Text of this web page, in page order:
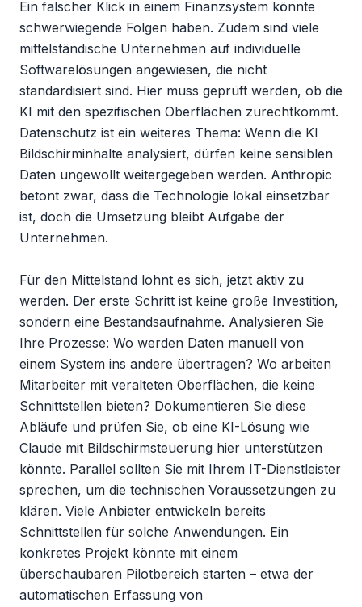
Ein falscher Klick in einem Finanzsystem könnte
schwerwiegende Folgen haben. Zudem sind viele
mittelständische Unternehmen auf individuelle
Softwarelösungen angewiesen, die nicht
standardisiert sind. Hier muss geprüft werden, ob die
KI mit den spezifischen Oberflächen zurechtkommt.
Datenschutz ist ein weiteres Thema: Wenn die KI
Bildschirminhalte analysiert, dürfen keine sensiblen
Daten ungewollt weitergegeben werden. Anthropic
betont zwar, dass die Technologie lokal einsetzbar
ist, doch die Umsetzung bleibt Aufgabe der
Unternehmen.
Für den Mittelstand lohnt es sich, jetzt aktiv zu
werden. Der erste Schritt ist keine große Investition,
sondern eine Bestandsaufnahme. Analysieren Sie
Ihre Prozesse: Wo werden Daten manuell von
einem System ins andere übertragen? Wo arbeiten
Mitarbeiter mit veralteten Oberflächen, die keine
Schnittstellen bieten? Dokumentieren Sie diese
Abläufe und prüfen Sie, ob eine KI-Lösung wie
Claude mit Bildschirmsteuerung hier unterstützen
könnte. Parallel sollten Sie mit Ihrem IT-Dienstleister
sprechen, um die technischen Voraussetzungen zu
klären. Viele Anbieter entwickeln bereits
Schnittstellen für solche Anwendungen. Ein
konkretes Projekt könnte mit einem
überschaubaren Pilotbereich starten – etwa der
automatischen Erfassung von